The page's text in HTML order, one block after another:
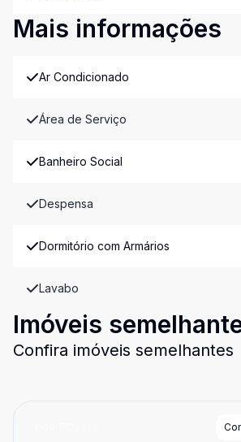
Mais informações
Ar Condicionado
Área de Serviço
Banheiro Social
Despensa
Dormitório com Armários
Lavabo
Imóveis
Confira imóveis semelhantes